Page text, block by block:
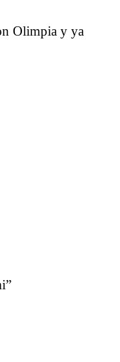
Olimpia y ya